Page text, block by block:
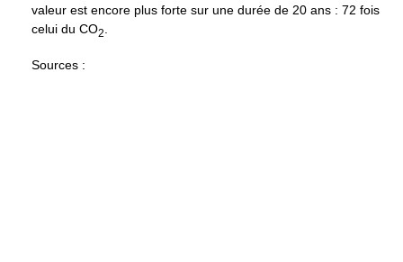
valeur est encore plus forte sur une durée de 20 ans : 72 fois
celui du CO2.
Sources :